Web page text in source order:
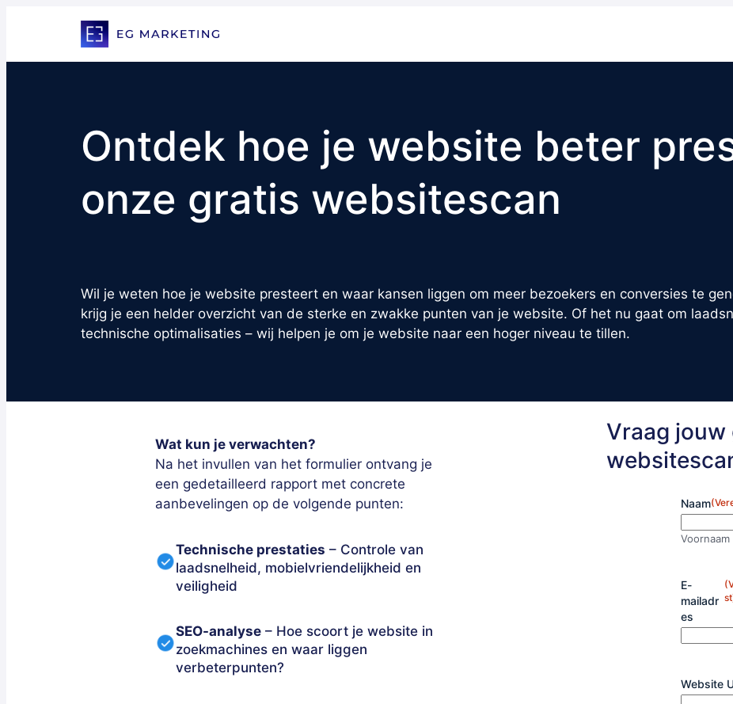
Ontdek hoe je website beter
onze gratis websitescan
Wil je weten hoe je website presteert en waar kansen liggen om meer bezoekers en conversies te
krijg je een helder overzicht van de sterke en zwakke punten van je website. Of het nu gaat om
technische optimalisaties – wij helpen je om je website naar een hoger niveau te tillen.
Wat kun je verwachten?
Na het invullen van het formulier ontvang je
een gedetailleerd rapport met concrete
aanbevelingen op de volgende punten:
Technische prestaties – Controle van
laadsnelheid, mobielvriendelijkheid en
veiligheid
SEO-analyse – Hoe scoort je website in
zoekmachines en waar liggen
verbeterpunten?
Vraag jouw
Naam
Voornaam
E-
mailadr
es
Website